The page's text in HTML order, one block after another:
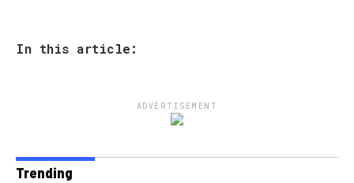
In this article:
ADVERTISEMENT
Trending